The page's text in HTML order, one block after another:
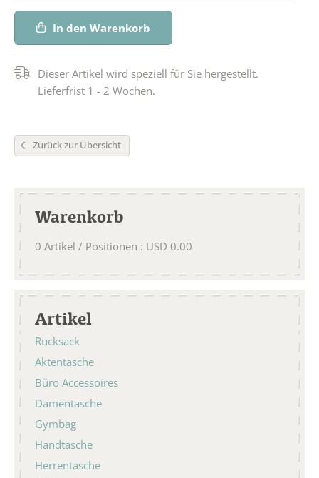
In den Warenkorb
Dieser Artikel wird speziell für Sie hergestellt.
Lieferfrist 1 - 2 Wochen.
Zurück zur Übersicht
Warenkorb
0 Artikel / Positionen : USD 0.00
Artikel
Rucksack
Aktentasche
Büro Accessoires
Damentasche
Gymbag
Handtasche
Herrentasche